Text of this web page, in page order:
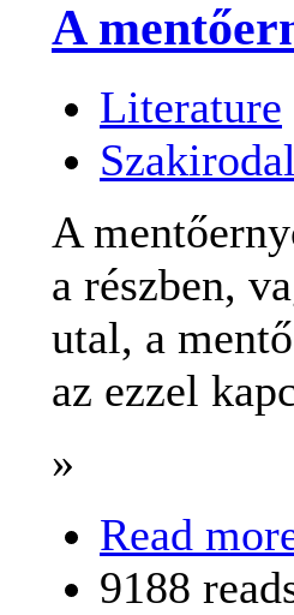
A
Literature
A
a részben,
utal, a
az ezzel
»
Read
9188